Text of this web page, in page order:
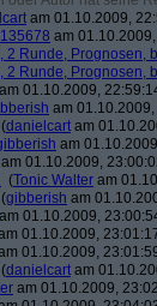
am 01.10.2009,
am
2 Runde, Prognosen,
2 Runde, Prognosen,
am 01.10.2009,
am
(danielcart am
am
am 01.10.2009,
(Tonic Walter am
(gibberish am
am 01.10.2009,
01.10.2009,
01.10.2009,
(danielcart am
am 01.10.2009,